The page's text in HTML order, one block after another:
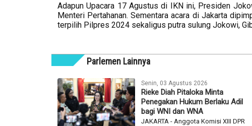
Adapun Upacara 17 Agustus di IKN ini, Presiden
Menteri Pertahanan. Sementara acara di Jakarta
terpilih Pilpres 2024 sekaligus putra sulung Jokowi,
Parlemen Lainnya
Senin, 03 Agustus 2026
Rieke Diah Pitaloka Minta
Penegakan Hukum Berlaku Adil
bagi WNI dan WNA
JAKARTA - Anggota Komisi XIII DPR